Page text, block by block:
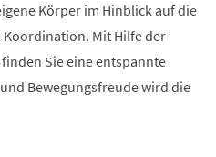
Körper im Hinblick auf die
Mit Hilfe der
Sie eine entspannte
Bewegungsfreude wird die